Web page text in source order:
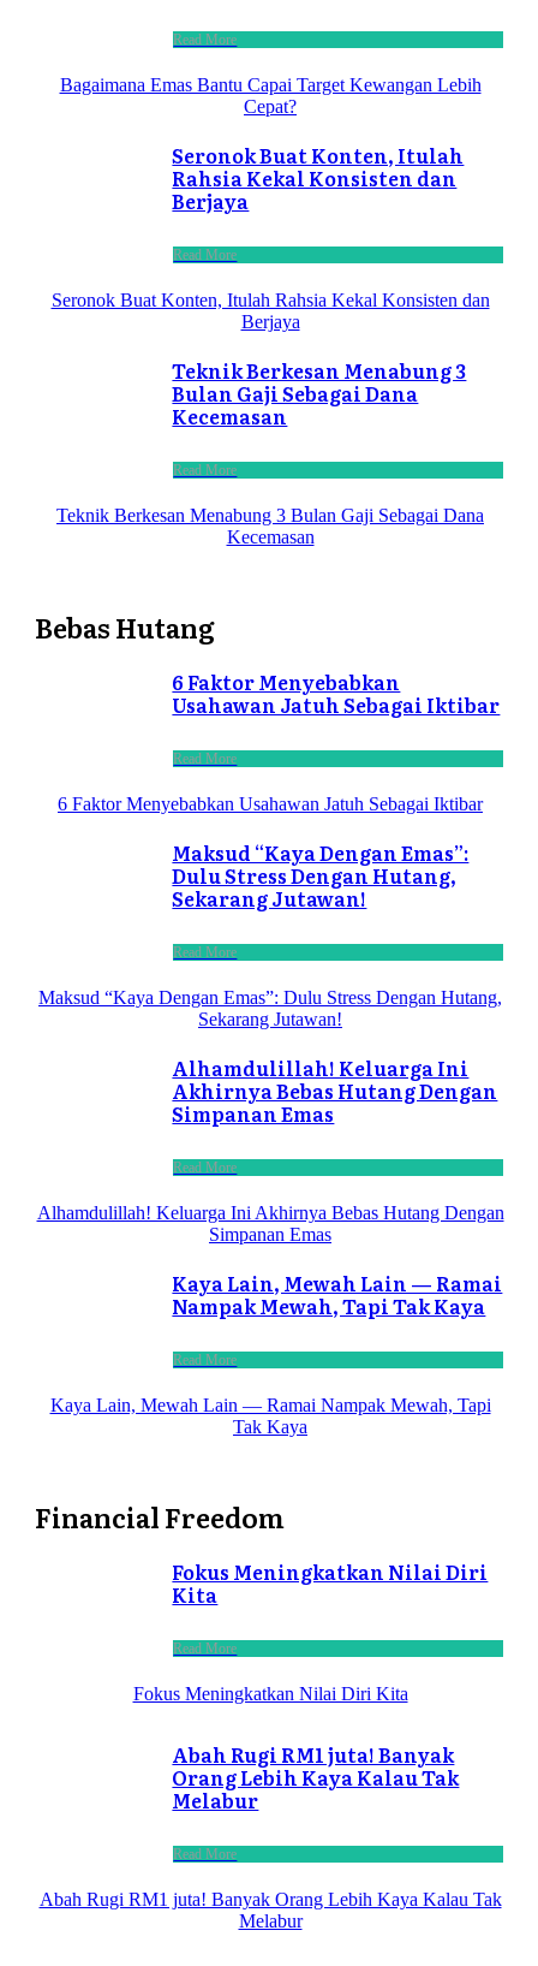
Read More
Bagaimana Emas Bantu Capai Target Kewangan Lebih
Cepat?
Seronok Buat Konten, Itulah
Rahsia Kekal Konsisten dan
Berjaya
Read More
Seronok Buat Konten, Itulah Rahsia Kekal Konsisten dan
Berjaya
Teknik Berkesan Menabung 3
Bulan Gaji Sebagai Dana
Kecemasan
Read More
Teknik Berkesan Menabung 3 Bulan Gaji Sebagai Dana
Kecemasan
Bebas Hutang
6 Faktor Menyebabkan
Usahawan Jatuh Sebagai Iktibar
Read More
6 Faktor Menyebabkan Usahawan Jatuh Sebagai Iktibar
Maksud “Kaya Dengan Emas”:
Dulu Stress Dengan Hutang,
Sekarang Jutawan!
Read More
Maksud “Kaya Dengan Emas”: Dulu Stress Dengan Hutang,
Sekarang Jutawan!
Alhamdulillah! Keluarga Ini
Akhirnya Bebas Hutang Dengan
Simpanan Emas
Read More
Alhamdulillah! Keluarga Ini Akhirnya Bebas Hutang Dengan
Simpanan Emas
Kaya Lain, Mewah Lain — Ramai
Nampak Mewah, Tapi Tak Kaya
Read More
Kaya Lain, Mewah Lain — Ramai Nampak Mewah, Tapi
Tak Kaya
Financial Freedom
Fokus Meningkatkan Nilai Diri
Kita
Read More
Fokus Meningkatkan Nilai Diri Kita
Abah Rugi RM1 juta! Banyak
Orang Lebih Kaya Kalau Tak
Melabur
Read More
Abah Rugi RM1 juta! Banyak Orang Lebih Kaya Kalau Tak
Melabur